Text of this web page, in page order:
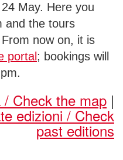
May. Here you
and the tours
now on, it is
portal ; bookings will
Check the map |
edizioni / Check
past editions